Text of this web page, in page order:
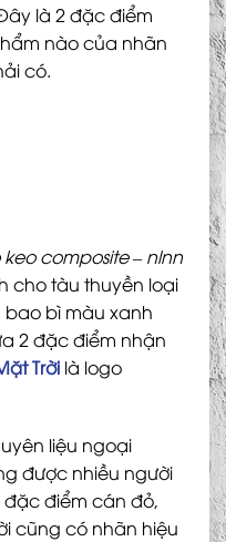
là 2 đặc điểm
nào của nhãn
có.
composite – nlnn
cho tàu thuyền loại
bì màu xanh
2 đặc điểm nhận
Trời là logo
liệu ngoại
được nhiều người
đặc điểm cán đỏ,
cũng có nhãn hiệu